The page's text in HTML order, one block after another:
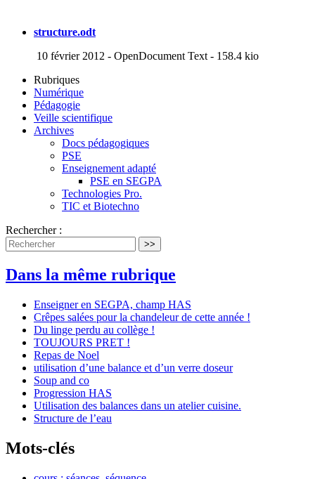
structure.odt
10 février 2012 - OpenDocument Text - 158.4 kio
Rubriques
Numérique
Pédagogie
Veille scientifique
Archives
Docs pédagogiques
PSE
Enseignement adapté
PSE en SEGPA
Technologies Pro.
TIC et Biotechno
Rechercher :
>>
Dans la même rubrique
Enseigner en SEGPA, champ HAS
Crêpes salées pour la chandeleur de cette année !
Du linge perdu au collège !
TOUJOURS PRET !
Repas de Noel
utilisation d’une balance et d’un verre doseur
Soup and co
Progression HAS
Utilisation des balances dans un atelier cuisine.
Structure de l’eau
Mots-clés